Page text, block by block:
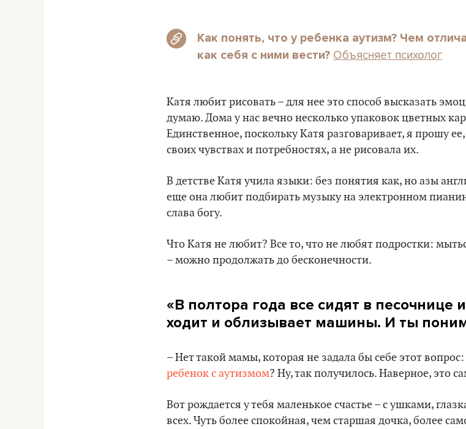
Как понять, что у ребенка аутизм? Чем
как себя с ними вести? Объясняет психолог
Катя любит рисовать – для нее это способ высказать
думаю. Дома у нас вечно несколько упаковок цветных
Единственное, поскольку Катя разговаривает, я прошу
своих чувствах и потребностях, а не рисовала их.
В детстве Катя учила языки: без понятия как, но азы
еще она любит подбирать музыку на электронном
слава богу.
Что Катя не любит? Все то, что не любят подростки:
– можно продолжать до бесконечности.
«В полтора года все сидят в песочнице
ходит и облизывает машины. И ты
– Нет такой мамы, которая не задала бы себе этот
ребенок с аутизмом? Ну, так получилось. Наверное, это
Вот рождается у тебя маленькое счастье – с ушками,
всех. Чуть более спокойная, чем старшая дочка, более